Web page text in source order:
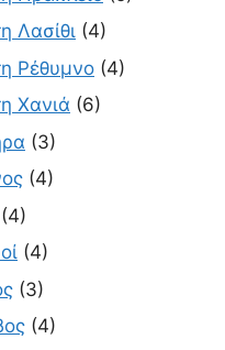
Λασίθι (4)
Ρέθυμνο (4)
Χανιά (6)
(3)
(4)
(4)
(4)
(3)
(4)